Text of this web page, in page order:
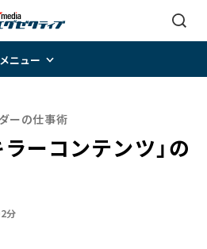
メニュー
ーの仕事術
ーコンテンツ」の
分